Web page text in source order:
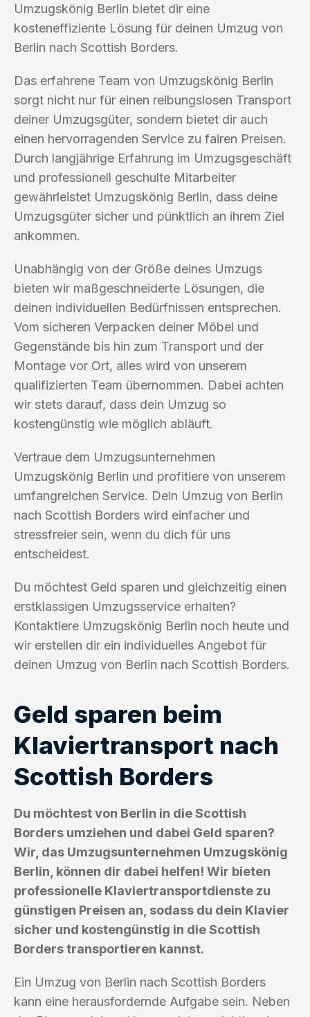
Umzugskönig Berlin bietet dir eine
kosteneffiziente Lösung für deinen Umzug von
Berlin nach Scottish Borders.
Das erfahrene Team von Umzugskönig Berlin
sorgt nicht nur für einen reibungslosen Transport
deiner Umzugsgüter, sondern bietet dir auch
einen hervorragenden Service zu fairen Preisen.
Durch langjährige Erfahrung im Umzugsgeschäft
und professionell geschulte Mitarbeiter
gewährleistet Umzugskönig Berlin, dass deine
Umzugsgüter sicher und pünktlich an ihrem Ziel
ankommen.
Unabhängig von der Größe deines Umzugs
bieten wir maßgeschneiderte Lösungen, die
deinen individuellen Bedürfnissen entsprechen.
Vom sicheren Verpacken deiner Möbel und
Gegenstände bis hin zum Transport und der
Montage vor Ort, alles wird von unserem
qualifizierten Team übernommen. Dabei achten
wir stets darauf, dass dein Umzug so
kostengünstig wie möglich abläuft.
Vertraue dem Umzugsunternehmen
Umzugskönig Berlin und profitiere von unserem
umfangreichen Service. Dein Umzug von Berlin
nach Scottish Borders wird einfacher und
stressfreier sein, wenn du dich für uns
entscheidest.
Du möchtest Geld sparen und gleichzeitig einen
erstklassigen Umzugsservice erhalten?
Kontaktiere Umzugskönig Berlin noch heute und
wir erstellen dir ein individuelles Angebot für
deinen Umzug von Berlin nach Scottish Borders.
Geld sparen beim
Klaviertransport nach
Scottish Borders
Du möchtest von Berlin in die Scottish
Borders umziehen und dabei Geld sparen?
Wir, das Umzugsunternehmen Umzugskönig
Berlin, können dir dabei helfen! Wir bieten
professionelle Klaviertransportdienste zu
günstigen Preisen an, sodass du dein Klavier
sicher und kostengünstig in die Scottish
Borders transportieren kannst.
Ein Umzug von Berlin nach Scottish Borders
kann eine herausfordernde Aufgabe sein. Neben